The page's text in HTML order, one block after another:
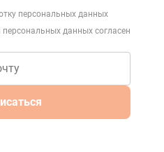
персональных данных
персональных данных согласен